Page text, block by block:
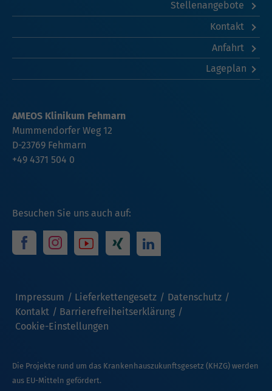
Stellenangebote
Kontakt
Anfahrt
Lageplan
Besuchen Sie uns auch auf:
Impressum Lieferkettengesetz
Datenschutz
Kontakt
Barrierefreiheitserklärung
Cookie-Einstellungen
AMEOS Klinikum Fehmarn
Mummendorfer Weg 12
D-23769 Fehmarn
+49 4371 504 0
Die Projekte rund um das Krankenhauszukunftsgesetz (KHZG) werden
aus EU-Mitteln gefördert.